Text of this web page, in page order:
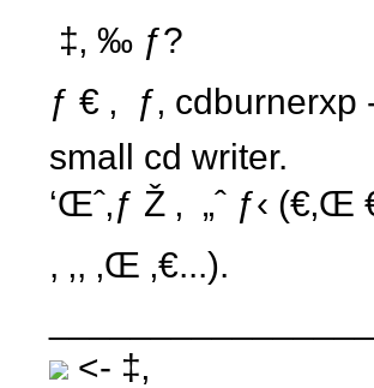
 ‡‚ ‰ ƒ?
ƒ € ‚  ƒ‚
small cd writer.
‘Œˆ‚ƒ Ž ‚  „ˆ ƒ‹ (€‚Œ
, ‚, ‚Œ ‚€...).
<- ‡‚ 